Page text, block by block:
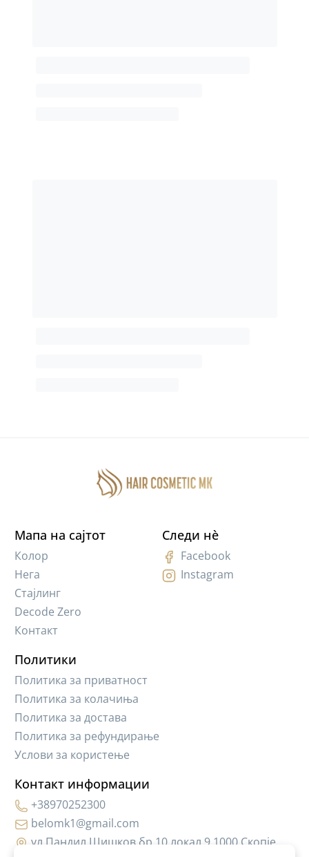
Мапа на сајтот
Колор
Нега
Стајлинг
Decode Zero
Контакт
Политики
Политика за приватност
Политика за колачиња
Политика за достава
Политика за рефундирање
Услови за користење
Контакт информации
+38970252300
belomk1@gmail.com
ул.Пандил Шишков бр.10,локал 9 1000 Скопје
Следи нè
Facebook
Instagram